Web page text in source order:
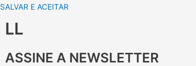
SALVAR E ACEITAR
LL
ASSINE A NEWSLETTER